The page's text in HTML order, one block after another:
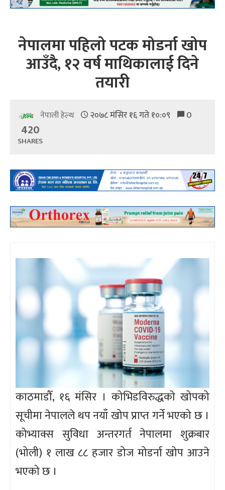
नेपालमा पहिलो पटक मोडर्ना खोप
आउँदै, १२ वर्ष माथिकालाई दिने
तयारी
नेपाली हेल्थ २०७८ मंसिर १६ गते १०:०९ 0
420
SHARES
काठमाडौँ, १६ मंसिर । कोभिडविरुद्धको खोपको
सूचीमा नेपालले थप नयाँ खोप प्राप्त गर्ने भएको छ ।
कोभ्याक्स सुविधा अन्तरगर्त नेपालमा शुक्रबार
(भोली) १ लाख ८८ हजार डोज मोडर्ना खोप आउने
भएको छ ।